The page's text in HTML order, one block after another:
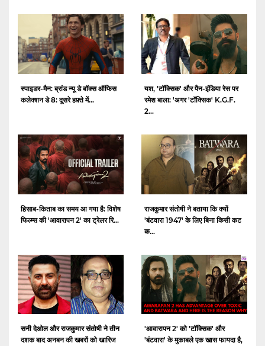
स्पाइडर-मैन: ब्रांड न्यू डे बॉक्स ऑफिस
कलेक्शन डे 8: दूसरे हफ़्ते में...
यश, 'टॉक्सिक' और पैन-इंडिया रेस पर
रमेश बाला: 'अगर 'टॉक्सिक' K.G.F.
2...
हिसाब-किताब का समय आ गया है: विशेष
फिल्म्स की 'आवारापन 2' का ट्रेलर रि...
राजकुमार संतोषी ने बताया कि क्यों
'बंटवारा 1947' के लिए बिना किसी कट
क...
सनी देओल और राजकुमार संतोषी ने तीन
दशक बाद अनबन की खबरों को खारिज
'आवारापन 2' को 'टॉक्सिक' और
'बंटवारा' के मुकाबले एक खास फायदा है,